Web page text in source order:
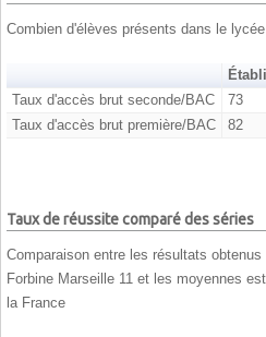
Combien d'élèves présents dans le
Taux d'accès brut seconde/BAC
73
Taux d'accès brut première/BAC
82
Taux de réussite comparé des séries
Comparaison entre les résultats
Forbine Marseille 11 et les moyennes
la France